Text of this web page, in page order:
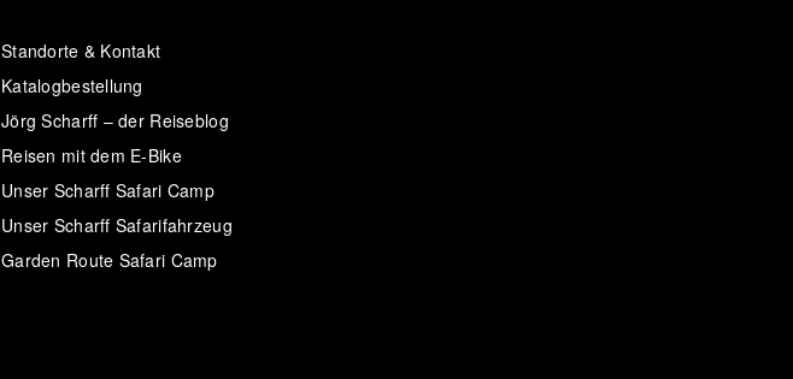
Standorte & Kontakt
Katalogbestellung
Jörg Scharff – der Reiseblog
Reisen mit dem E-Bike
Unser Scharff Safari Camp
Unser Scharff Safarifahrzeug
Garden Route Safari Camp